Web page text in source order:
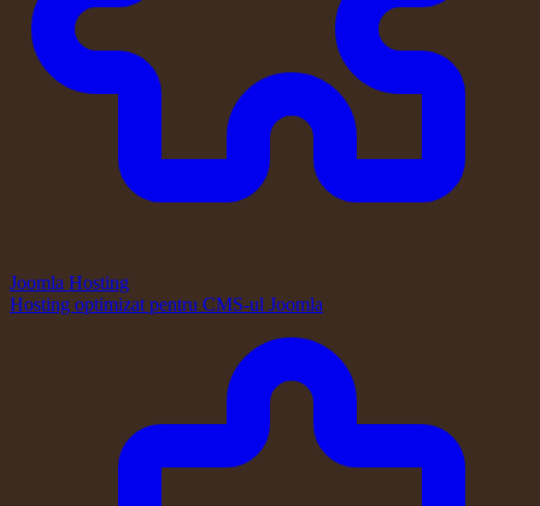
Joomla Hosting
Hosting optimizat pentru CMS-ul Joomla